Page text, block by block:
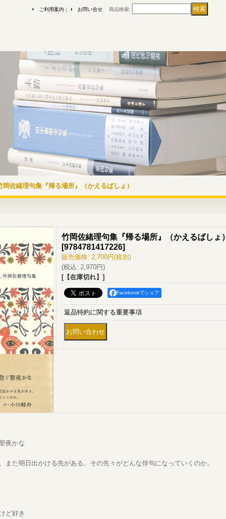
ご利用案内 お問い合せ 商品検索:
岡佐緒理句集『帰る場所』（かえるばしょ）
竹岡佐緒理句集『帰る場所』（かえるばしょ）
[9784781417226]
販売価格: 2,700円(税別)
(税込: 2,970円)
[【在庫切れ】]
Facebookでシェア
返品特約に関する重要事項
夜かな
また明日出かける先がある。その先々がどんな俳句になっていくのか。
ど好き